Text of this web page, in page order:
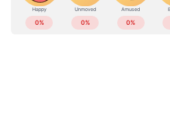
ABOUT THE AUTHOR